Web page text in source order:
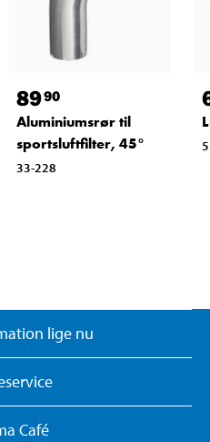
8990
Aluminiumsrør til
sportsluftfilter, 45°
33-228
lige nu
Café